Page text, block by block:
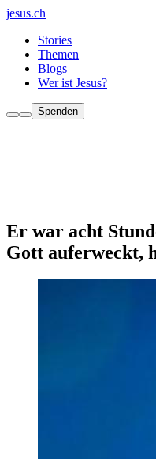
jesus.ch
Stories
Themen
Blogs
Wer ist Jesus?
Spenden
Er war acht
Gott auferweckt,